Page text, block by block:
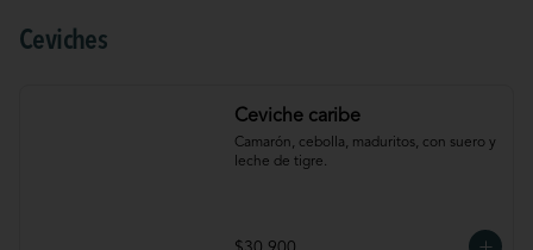
Ceviches
Ceviche caribe
Camarón, cebolla, maduritos, con suero y
leche de tigre.